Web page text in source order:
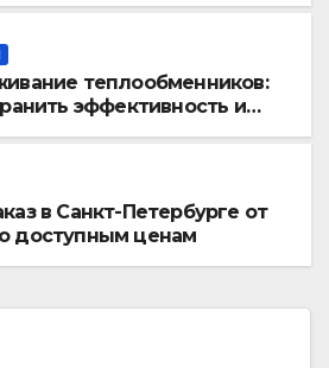
теплообменников:
эффективность и
в Санкт-Петербурге от
доступным ценам